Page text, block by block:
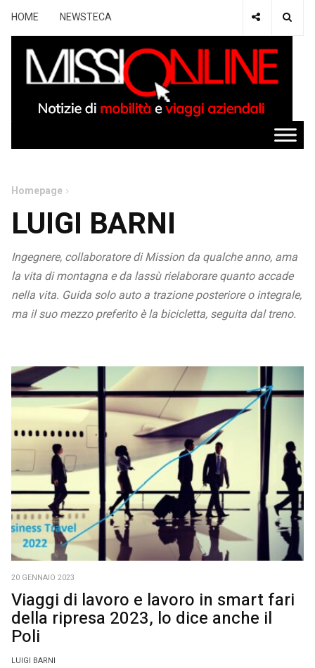
HOME NEWSTECA
Homepage
LUIGI BARNI
Ingegnere, collaboratore di Mission da qualche anno, ama
la vita di montagna e da lassù rielaborare quanto accade
nella vita. Guida solo auto a trazione posteriore o integrale,
ma il suo mezzo preferito è la bicicletta, seguita dal treno.
20 GENNAIO 2023
Viaggi di lavoro e lavoro in smart fari
della ripresa 2023, lo dice anche il
Poli
LUIGI BARNI